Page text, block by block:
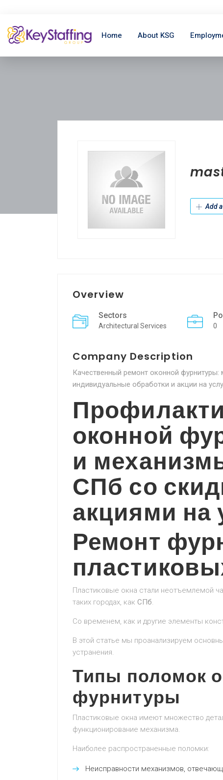
Home About KSG
Add
Overview
Sectors
Architectural Services 0
Company Description
Качественный ремонт оконной
индивидуальные обработки и акции на
оконной
и
СПб со
акциями на
Ремонт
Пластиковые окна стали неотъемлемой
таких городах, как СПб.
Со временем, как и другие элементы
В этой статье мы проанализируем
устранения.
Типы поломок
фурнитуры
Пластиковые окна имеют множество
функционирование механизма.
Наиболее распространенные поломки:
Неисправности механизмов,